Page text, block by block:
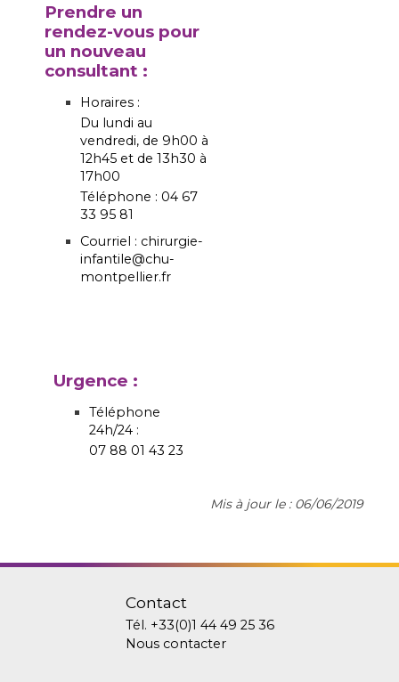
Prendre un
rendez-vous pour
un nouveau
consultant :
Horaires :
Du lundi au
vendredi, de 9h00 à
12h45 et de 13h30 à
17h00
Téléphone : 04 67
33 95 81
Courriel : chirurgie-
infantile@chu-
montpellier.fr
Urgence :
Téléphone
24h/24 :
07 88 01 43 23
Mis à jour le : 06/06/2019
Contact
Tél. +33(0)1 44 49 25 36
Nous contacter